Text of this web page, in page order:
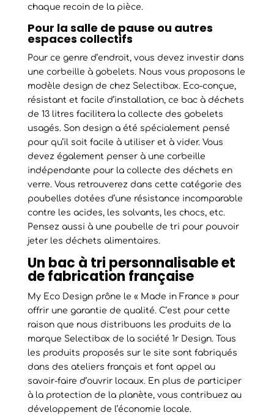
chaque recoin de la pièce.
Pour la salle de pause ou autres
espaces collectifs
Pour ce genre d’endroit, vous devez investir dans
une corbeille à gobelets. Nous vous proposons le
modèle design de chez Selectibox. Eco-conçue,
résistant et facile d’installation, ce bac à déchets
de 13 litres facilitera la collecte des gobelets
usagés. Son design a été spécialement pensé
pour qu’il soit facile à utiliser et à vider. Vous
devez également penser à une corbeille
indépendante pour la collecte des déchets en
verre. Vous retrouverez dans cette catégorie des
poubelles dotées d’une résistance incomparable
contre les acides, les solvants, les chocs, etc.
Pensez aussi à une poubelle de tri pour pouvoir
jeter les déchets alimentaires.
Un bac à tri personnalisable et
de fabrication française
My Eco Design prône le « Made in France » pour
offrir une garantie de qualité. C’est pour cette
raison que nous distribuons les produits de la
marque Selectibox de la société 1r Design. Tous
les produits proposés sur le site sont fabriqués
dans des ateliers français et font appel au
savoir-faire d’ouvrir locaux. En plus de participer
à la protection de la planète, vous contribuez au
développement de l’économie locale.